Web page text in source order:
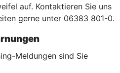
auf. Kontaktieren Sie uns
gerne unter 06383 801-0.
Meldungen sind Sie